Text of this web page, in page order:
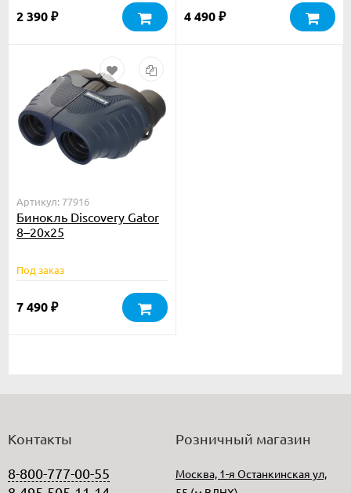
2 390 ₽ 4 490 ₽
Артикул: 77916
Бинокль Discovery Gator
8–20x25
Под заказ
7 490 ₽
Контакты
8-800-777-00-55
Розничный магазин
Москва, 1-я Останкинская ул,